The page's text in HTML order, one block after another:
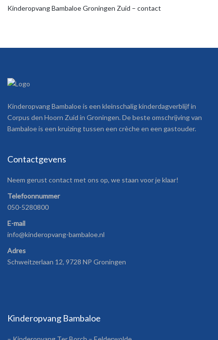
Kinderopvang Bambaloe Groningen Zuid – contact
Kinderopvang Bambaloe is een kleinschalig kinderdagverblijf in
Corpus den Hoorn Zuid in Groningen. De beste omschrijving van
Bambaloe is een kruizing tussen een crèche en een gastouder.
Contactgevens
Neem gerust contact met ons op, we staan voor je klaar!
Telefoonnummer
050-5280800
E-mail
info@kinderopvang-bambaloe.nl
Adres
Schweitzerlaan 12, 9728 NP Groningen
Kinderopvang Bambaloe